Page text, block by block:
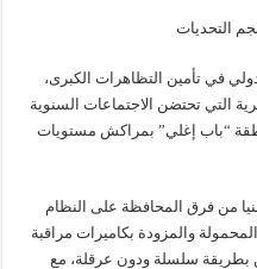
التحديات
في تأمين التظاهرات الكبرى،
التي تحتضن الاجتماعات السنوية
“باب إغلي” بمراكش مستويات
من فرق المحافظة على النظام
والمزودة بكاميرات مراقبة
بطريقة سلسلة ودون عرقلة، مع